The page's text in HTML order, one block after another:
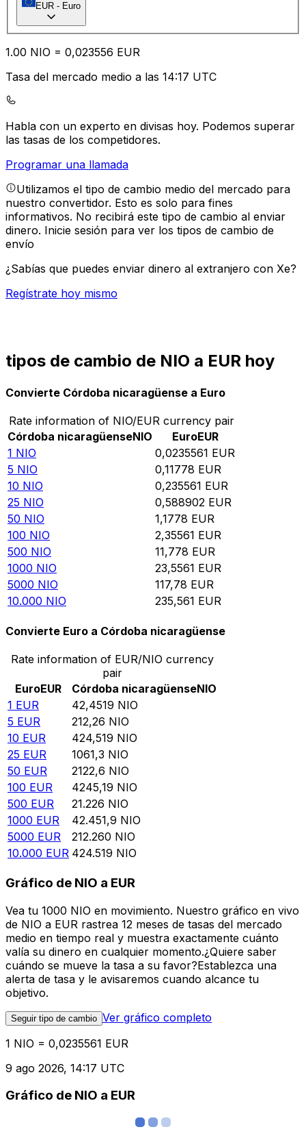
EUR - Euro
1.00 NIO = 0,023556 EUR
Tasa del mercado medio a las 14:17 UTC
Habla con un experto en divisas hoy. Podemos superar
las tasas de los competidores.
Programar una llamada
Utilizamos el tipo de cambio medio del mercado para
nuestro convertidor. Esto es solo para fines
informativos. No recibirá este tipo de cambio al enviar
dinero. Inicie sesión para ver los tipos de cambio de
envío
¿Sabías que puedes enviar dinero al extranjero con Xe?
Regístrate hoy mismo
tipos de cambio de NIO a EUR hoy
Convierte Córdoba nicaragüense a Euro
Rate information of NIO/EUR currency pair
Córdoba nicaragüenseNIO EuroEUR
1 NIO 0,0235561 EUR
5 NIO 0,11778 EUR
10 NIO 0,235561 EUR
25 NIO 0,588902 EUR
50 NIO 1,1778 EUR
100 NIO 2,35561 EUR
500 NIO 11,778 EUR
1000 NIO 23,5561 EUR
5000 NIO 117,78 EUR
10.000 NIO 235,561 EUR
Convierte Euro a Córdoba nicaragüense
Rate information of EUR/NIO currency
pair
EuroEUR Córdoba nicaragüenseNIO
1 EUR 42,4519 NIO
5 EUR 212,26 NIO
10 EUR 424,519 NIO
25 EUR 1061,3 NIO
50 EUR 2122,6 NIO
100 EUR 4245,19 NIO
500 EUR 21.226 NIO
1000 EUR 42.451,9 NIO
5000 EUR 212.260 NIO
10.000 EUR 424.519 NIO
Gráfico de NIO a EUR
Vea tu 1000 NIO en movimiento. Nuestro gráfico en vivo
de NIO a EUR rastrea 12 meses de tasas del mercado
medio en tiempo real y muestra exactamente cuánto
valía su dinero en cualquier momento.¿Quiere saber
cuándo se mueve la tasa a su favor?Establezca una
alerta de tasa y le avisaremos cuando alcance tu
objetivo.
Seguir tipo de cambio Ver gráfico completo
1 NIO = 0,0235561 EUR
9 ago 2026, 14:17 UTC
Gráfico de NIO a EUR